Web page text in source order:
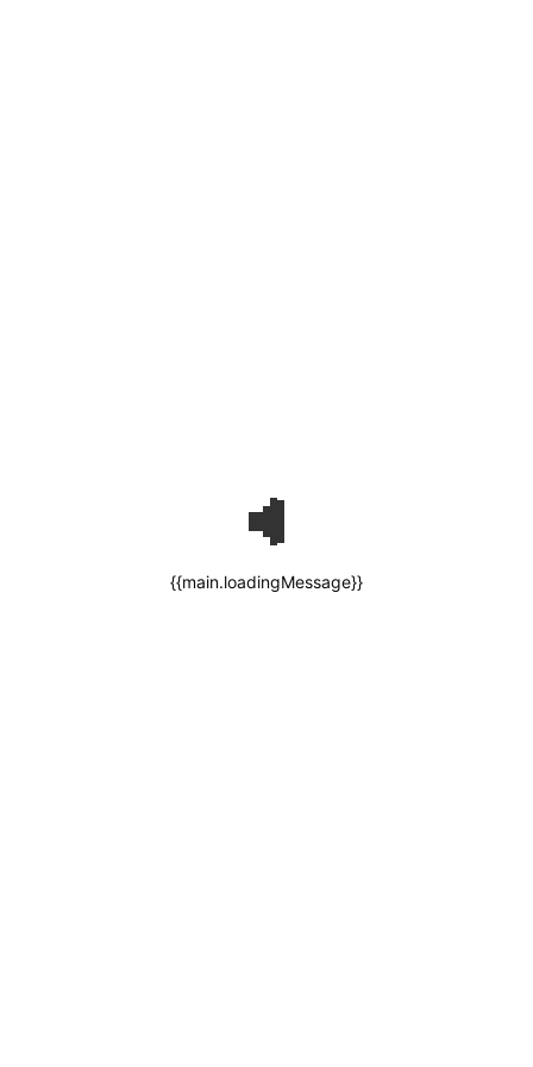
{{main.loadingMessage}}